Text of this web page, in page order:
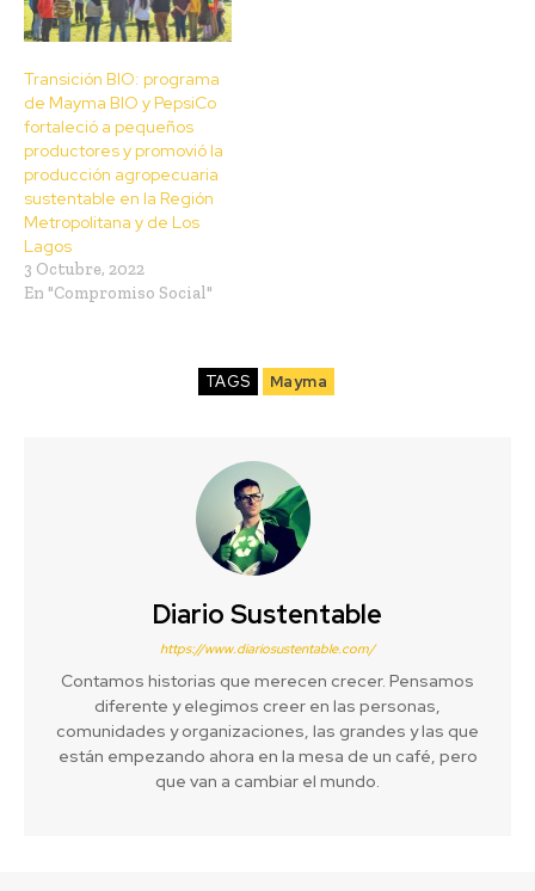
Transición BIO: programa
de Mayma BIO y PepsiCo
fortaleció a pequeños
productores y promovió la
producción agropecuaria
sustentable en la Región
Metropolitana y de Los
Lagos
3 Octubre, 2022
En "Compromiso Social"
TAGS Mayma
Diario Sustentable
https://www.diariosustentable.com/
Contamos historias que merecen crecer. Pensamos
diferente y elegimos creer en las personas,
comunidades y organizaciones, las grandes y las que
están empezando ahora en la mesa de un café, pero
que van a cambiar el mundo.